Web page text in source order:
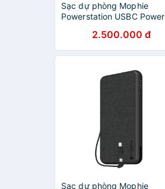
Sạc dự phòng Mophie
Powerstation USBC Power
2.500.000 đ
Sạc dự phòng Mophie